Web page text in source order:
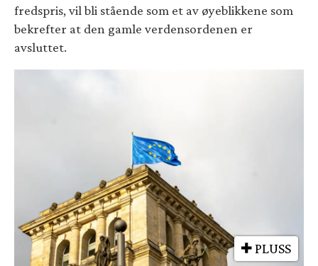
fredspris, vil bli stående som et av øyeblikkene som
bekrefter at den gamle verdensordenen er
avsluttet.
PLUSS